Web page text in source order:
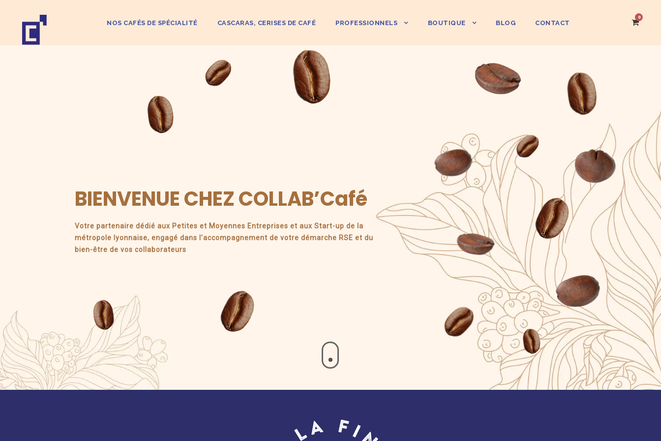
NOS CAFÉS DE SPÉCIALITÉ CASCARAS, CERISES DE CAFÉ PROFESSIONNELS BOUTIQUE BLOG CONTACT
0
BIENVENUECHEZCOLLAB’Café
Votre partenaire dédié aux Petites et Moyennes Entreprises et aux Start-up de la
métropole lyonnaise, engagé dans l’accompagnement de votre démarche RSE et du
bien-être de vos collaborateurs